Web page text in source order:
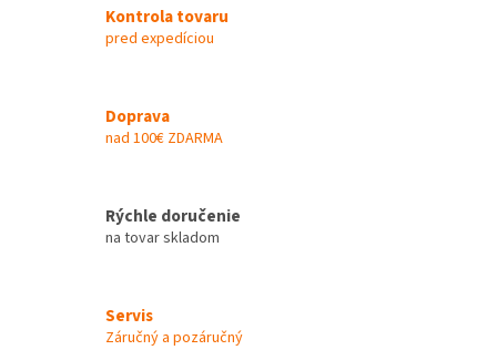
Kontrola tovaru
pred expedíciou
Doprava
nad 100€ ZDARMA
Rýchle doručenie
na tovar skladom
Servis
Záručný a pozáručný